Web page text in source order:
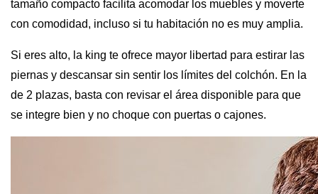
tamaño compacto facilita acomodar los muebles y moverte
con comodidad, incluso si tu habitación no es muy amplia.
Si eres alto, la king te ofrece mayor libertad para estirar las
piernas y descansar sin sentir los límites del colchón. En la
de 2 plazas, basta con revisar el área disponible para que
se integre bien y no choque con puertas o cajones.